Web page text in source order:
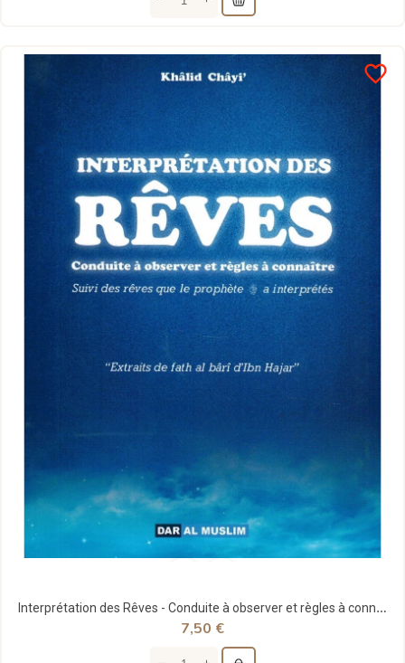
favorite_border
Interprétation des Rêves - Conduite à observer et règles à connaître - Khâlid Châyi' - Dar Al...
7,50 €